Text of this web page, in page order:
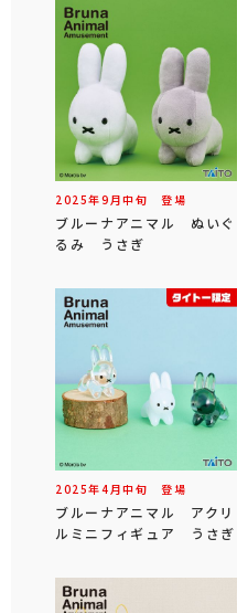
2025年9 月中旬 登場
ブルーナアニマル ぬいぐ
るみ うさぎ
2025年4 月中旬 登場
ブルーナアニマル アクリ
ルミニフィギュア うさぎ